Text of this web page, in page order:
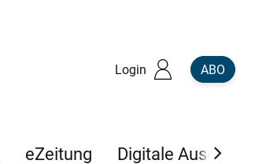
Login ABO
eZeitung Digitale Ausgaben